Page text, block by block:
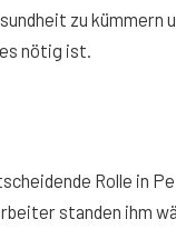
zu kümmern
nötig ist.
Rolle in
standen ihm